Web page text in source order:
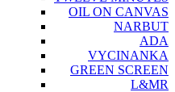
OIL ON CANVAS
NARBUT
ADA
VYCINANKA
GREEN SCREEN
L&MR